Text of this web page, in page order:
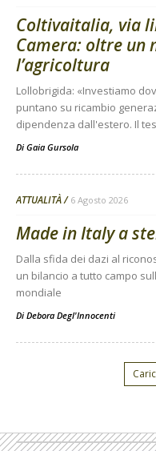
Coltivaitalia, via
Camera: oltre un
l’agricoltura
Lollobrigida: «Investiamo
puntano su ricambio
dipendenza dall'estero. Il
Di Gaia Gursola
ATTUALITÀ 6 Agosto 2026
Made in Italy a
Dalla sfida dei dazi al
un bilancio a tutto campo
mondiale
Di Debora Degl'Innocenti